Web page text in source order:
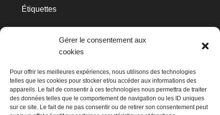
Gérer le consentement aux
cookies
Pour offrir les meilleures expériences, nous utilisons des technologies
telles que les cookies pour stocker et/ou accéder aux informations des
appareils. Le fait de consentir à ces technologies nous permettra de traiter
des données telles que le comportement de navigation ou les ID uniques
sur ce site. Le fait de ne pas consentir ou de retirer son consentement peut
Étiquettes
cec
Clavier Condruses
hydraulique HYDRO Day
hydroélectricité kissbankers Les